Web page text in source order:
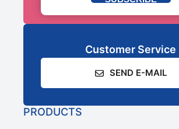
Customer Service
SEND E-MAIL
PRODUCTS